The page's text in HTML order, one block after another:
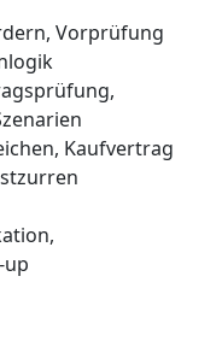
Vorprüfung
Kaufvertrag